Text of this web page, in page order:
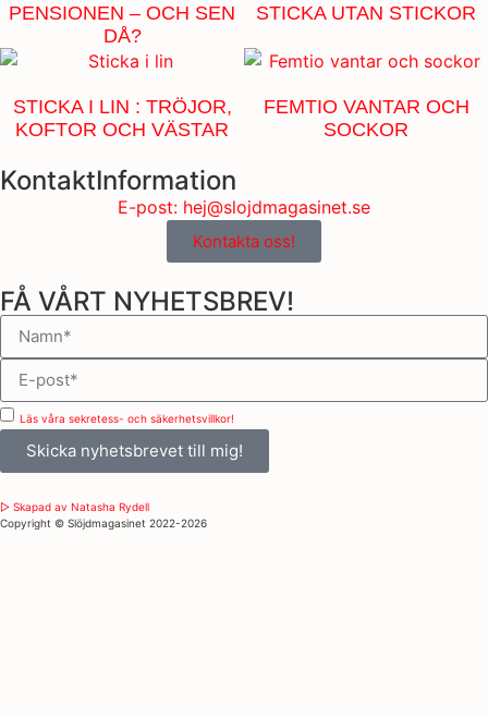
PENSIONEN – OCH SEN
DÅ?
STICKA UTAN STICKOR
STICKA I LIN : TRÖJOR,
KOFTOR OCH VÄSTAR
FEMTIO VANTAR OCH
SOCKOR
KontaktInformation
E-post: hej@slojdmagasinet.se
Kontakta oss!
FÅ VÅRT NYHETSBREV!
Läs våra sekretess- och säkerhetsvillkor!
Skicka nyhetsbrevet till mig!
▷ Skapad av Natasha Rydell
Copyright ©️ Slöjdmagasinet 2022-2026